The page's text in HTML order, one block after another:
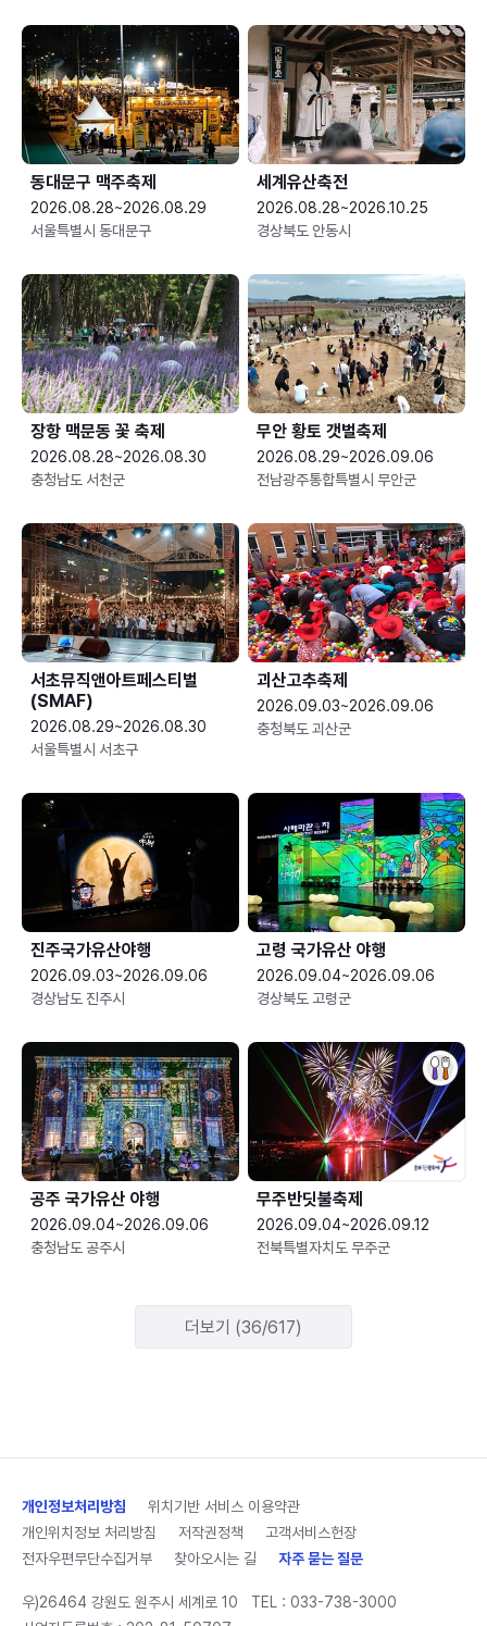
동대문구 맥주축제
2026.08.28~2026.08.29
서울특별시 동대문구
세계유산축전
2026.08.28~2026.10.25
경상북도 안동시
장항 맥문동 꽃 축제
2026.08.28~2026.08.30
충청남도 서천군
무안 황토 갯벌축제
2026.08.29~2026.09.06
전남광주통합특별시 무안군
서초뮤직앤아트페스티벌
(SMAF)
2026.08.29~2026.08.30
서울특별시 서초구
괴산고추축제
2026.09.03~2026.09.06
충청북도 괴산군
진주국가유산야행
2026.09.03~2026.09.06
경상남도 진주시
고령 국가유산 야행
2026.09.04~2026.09.06
경상북도 고령군
공주 국가유산 야행
2026.09.04~2026.09.06
충청남도 공주시
무주반딧불축제
2026.09.04~2026.09.12
전북특별자치도 무주군
더보기 (36/617)
개인정보처리방침
위치기반 서비스 이용약관
개인위치정보 처리방침
저작권정책
고객서비스헌장
전자우편무단수집거부
찾아오시는 길 자주 묻는 질문
우)26464 강원도 원주시 세계로 10 TEL : 033-738-3000